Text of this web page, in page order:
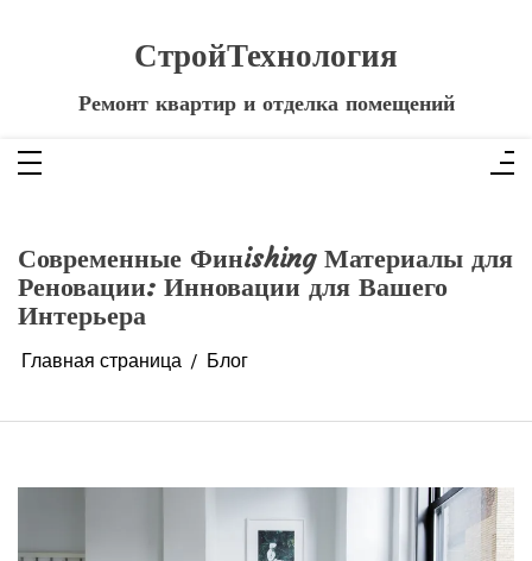
СтройТехнология
Ремонт квартир и отделка помещений
Современные Финishing Материалы для
Реновации: Инновации для Вашего
Интерьера
Главная страница Блог